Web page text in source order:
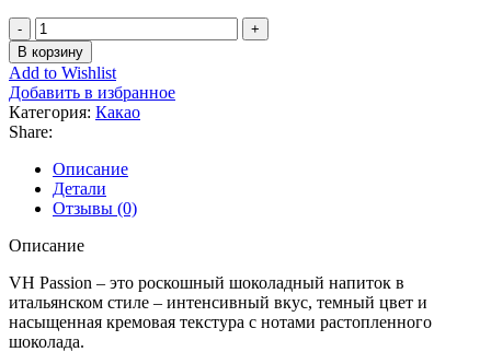
Количество
товара
Van
Houten
Passion
750
гр.
В корзину
Add to Wishlist
Добавить в избранное
Категория: Какао
Share:
Описание
Детали
Отзывы (0)
Описание
VH Passion – это роскошный шоколадный напиток в
итальянском стиле – интенсивный вкус, темный цвет и
насыщенная кремовая текстура с нотами растопленного
шоколада.